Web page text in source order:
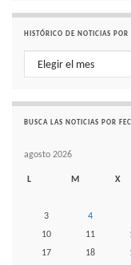
HISTÓRICO DE NOTICIAS POR
Histórico de noticias por
BUSCA LAS NOTICIAS POR
agosto 2026
L M X
3
4
10
11
17
18